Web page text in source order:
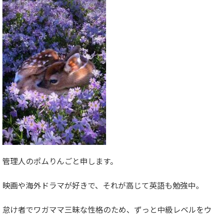
管理人のポムりんごと申します。
映画や海外ドラマが好きで、それが高じて英語も勉強中。
怠け者でワガママ三昧な性格のため、ずっと中級レベルをウ